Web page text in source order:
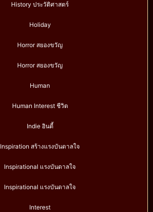
History ประวัติศาสตร์
Holiday
Horror สยองขวัญ
Horror สยองขวัญ
Human
Human Interest ชีวิต
Indie อินดี้
Inspiration สร้างแรงบันดาลใจ
Inspirational แรงบันดาลใจ
Inspirational แรงบันดาลใจ
Interest